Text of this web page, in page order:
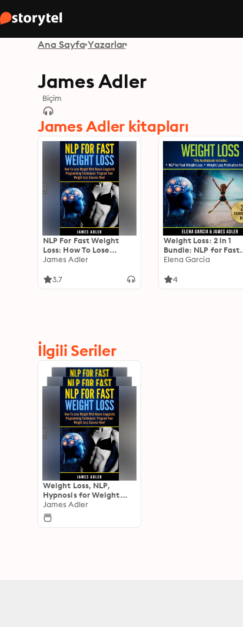
Ana Sayfa Yazarlar
James Adler
Biçim
James Adler kitapları
NLP For Fast Weight
Loss: How To Lose
Weight With Neuro
James Adler
3.7
Weight Loss: 2 in 1
Bundle: NLP for Fast
Weight Loss & Weight
Women
Elena Garcia
4
İlgili Seriler
Weight Loss, NLP,
Hypnosis for Weight
Loss
James Adler